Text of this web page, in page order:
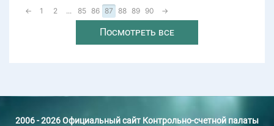
← 1 2 ... 85 86 87 88 89 90 →
Посмотреть все
2006 - 2026 Официальный сайт Контрольно-счетной палаты